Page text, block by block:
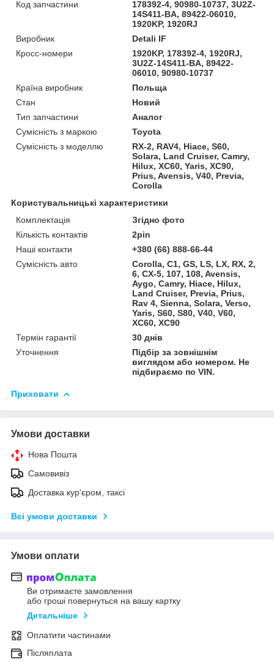
Код запчастини
178392-4, 90980-10737, 3U2Z-
14S411-BA, 89422-06010,
1920KP, 1920RJ
Виробник
Detali IF
Кросс-номери
1920KP, 178392-4, 1920RJ,
3U2Z-14S411-BA, 89422-
06010, 90980-10737
Країна виробник
Польща
Стан
Новий
Тип запчастини
Аналог
Сумісність з маркою
Toyota
Сумісність з моделлю
RX-2, RAV4, Hiace, S60,
Solara, Land Cruiser, Camry,
Hilux, XC60, Yaris, XC90,
Prius, Avensis, V40, Previa,
Corolla
Користувальницькі характеристики
Комплектація
Згідно фото
Кількість контактів
2pin
Наші контакти
+380 (66) 888-66-44
Сумісність авто
Corolla, C1, GS, LS, LX, RX, 2,
6, CX-5, 107, 108, Avensis,
Aygo, Camry, Hiace, Hilux,
Land Cruiser, Previa, Prius,
Rav 4, Sienna, Solara, Verso,
Yaris, S60, S80, V40, V60,
XC60, XC90
Термін гарантії
30 днів
Уточнення
Підбір за зовнішнім
виглядом або номером. Не
підбираємо по VIN.
Приховати
Умови доставки
Нова Пошта
Самовивіз
Доставка кур'єром, таксі
Всі умови доставки
Умови оплати
Ви отримаєте замовлення
або гроші повернуться на вашу картку
Детальніше
Оплатити частинами
Післяплата